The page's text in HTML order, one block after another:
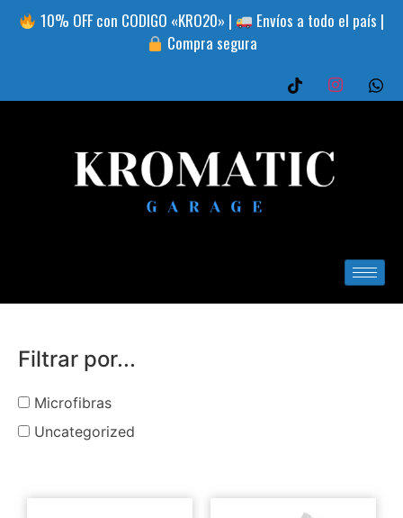
10% OFF con CODIGO «KRO20» |
Envíos a todo el país |
Compra segura
Filtrar por...
Microfibras
Uncategorized